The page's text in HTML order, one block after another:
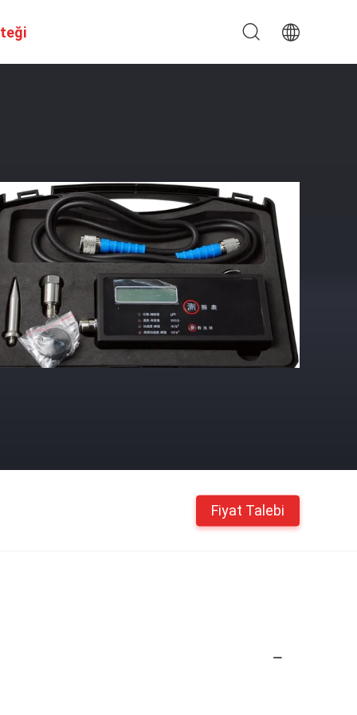
Fiyat Talebi